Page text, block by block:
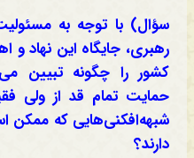
سؤال) با توجه به
رهبری، جایگاه این نهاد
کشور را چگونه تبیین
حمایت تمام قد از ولی
شبهه‌افکنی‌هایی که
دارند؟